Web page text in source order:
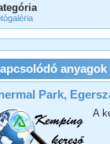
anyagok
Park,
A